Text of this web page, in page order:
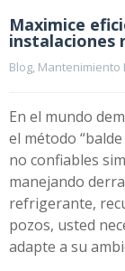
Maximice
instalaciones
Blog, Mantenimiento
En el mundo
el método
no confiables
manejando
refrigerante,
pozos, usted
adapte a su